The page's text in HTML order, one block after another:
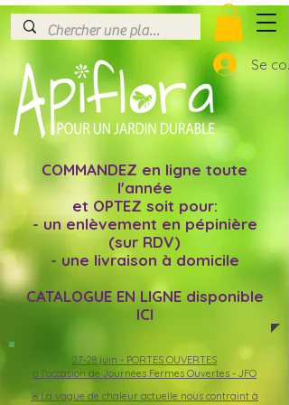
Se
27-28 juin - PORTES OUVERTES
à l'occasion de Journées Fermes Ouvertes - JFO
🚨La vague de chaleur actuelle nous contraint à
COMMANDEZ en ligne toute
l'année
et OPTEZ soit pour:
- un enlèvement en pépinière
(sur RDV)
- une livraison à domicile
CATALOGUE EN LIGNE disponible
ICI